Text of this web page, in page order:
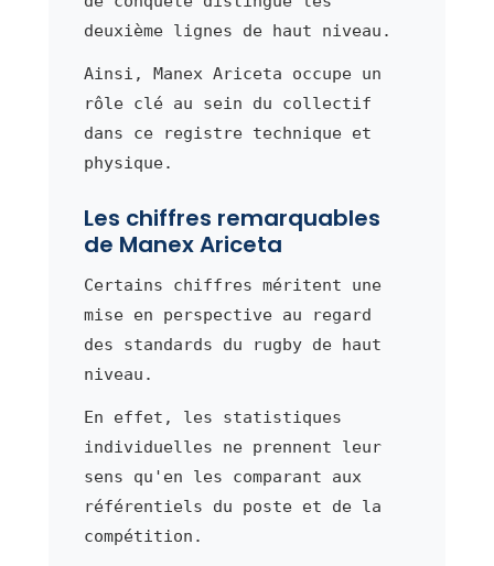
deuxième lignes de haut niveau.
Ainsi, Manex Ariceta occupe un
rôle clé au sein du collectif
dans ce registre technique et
physique.
Les chiffres remarquables
de Manex Ariceta
Certains chiffres méritent une
mise en perspective au regard
des standards du rugby de haut
niveau.
En effet, les statistiques
individuelles ne prennent leur
sens qu'en les comparant aux
référentiels du poste et de la
compétition.